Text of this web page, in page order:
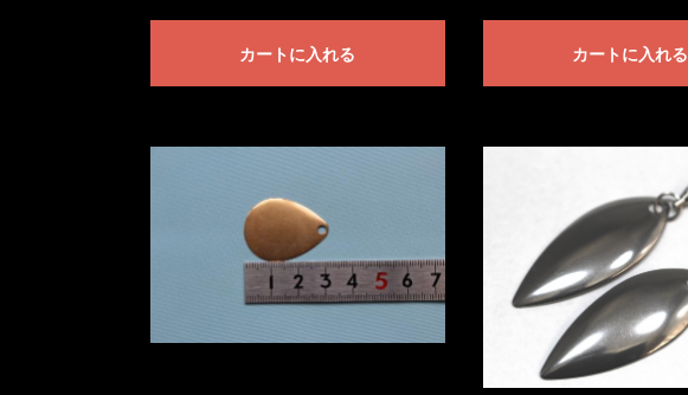
カートに入れる カートに入れる